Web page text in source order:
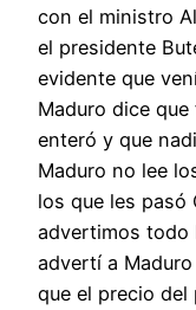
con el ministro
el presidente
evidente que
Maduro dice que
enteró y que
Maduro no lee
los que les pasó
advertimos todo
advertí a
que el precio del